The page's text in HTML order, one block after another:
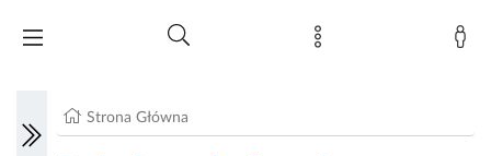
Strona Główna